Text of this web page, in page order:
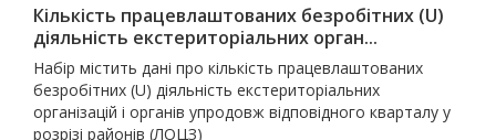
Кількість працевлаштованих безробітних (U)
діяльність екстериторіальних орган...
Набір містить дані про кількість працевлаштованих
безробітних (U) діяльність екстериторіальних
організацій і органів упродовж відповідного кварталу у
розрізі районів (ЛОЦЗ)